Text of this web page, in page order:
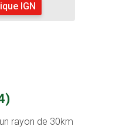
IGN
rayon de 30km